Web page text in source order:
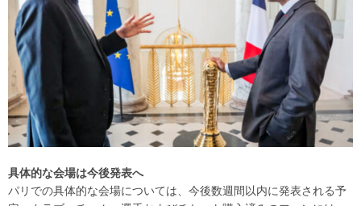
具体的な会場は今後発表へ
パリでの具体的な会場については、今後数週間以内に発表される予